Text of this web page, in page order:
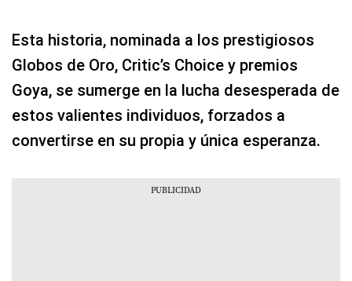
Esta historia, nominada a los prestigiosos
Globos de Oro, Critic’s Choice y premios
Goya, se sumerge en la lucha desesperada de
estos valientes individuos, forzados a
convertirse en su propia y única esperanza.